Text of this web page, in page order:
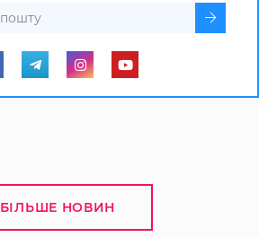
БІЛЬШЕ НОВИН